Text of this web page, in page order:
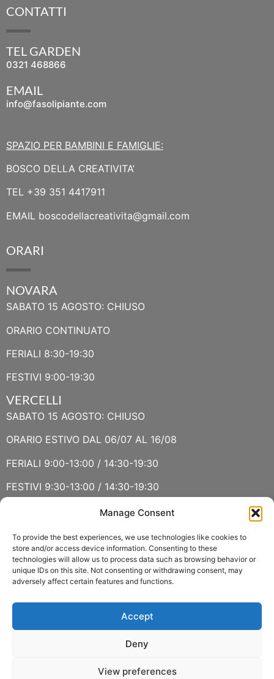
Manage Consent
To provide the best experiences, we use technologies like cookies to
store and/or access device information. Consenting to these
technologies will allow us to process data such as browsing behavior or
unique IDs on this site. Not consenting or withdrawing consent, may
adversely affect certain features and functions.
Accept
Deny
View preferences
CONTATTI
TEL GARDEN
0321 468866
EMAIL
info@fasolipiante.com
SPAZIO PER BAMBINI E FAMIGLIE:
BOSCO DELLA CREATIVITA’
TEL +39 351 4417911
EMAIL boscodellacreativita@gmail.com
ORARI
NOVARA
SABATO 15 AGOSTO: CHIUSO
ORARIO CONTINUATO
FERIALI 8:30-19:30
FESTIVI 9:00-19:30
VERCELLI
SABATO 15 AGOSTO: CHIUSO
ORARIO ESTIVO DAL 06/07 AL 16/08
FERIALI 9:00-13:00 / 14:30-19:30
FESTIVI 9:30-13:00 / 14:30-19:30
SABATO 15 AGOSTO E DOMENICA 16 AGOSTO: CHIUSO
ORARIO ESTIVO LUGLIO E AGOSTO
FERIALI 8:30-13:00 / 15:00-19:00
FESTIVI 8:30-12:30